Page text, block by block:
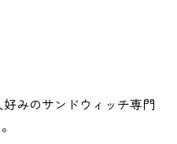
みのサンドウィッチ専門